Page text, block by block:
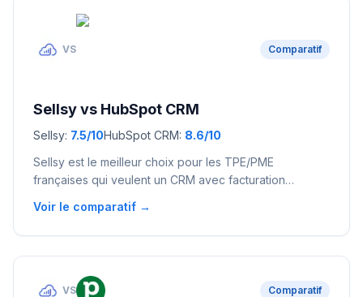
VS Comparatif
Sellsyvs HubSpot CRM
Sellsy: 7.5/10HubSpot CRM: 8.6/10
Sellsy est le meilleur choix pour les TPE/PME
françaises qui veulent un CRM avec facturation
HubSpot convient mieux aux entreprises orientées
marketing qui veulent un écosystème complet (CRM +
Voir le comparatif →
VS Comparatif